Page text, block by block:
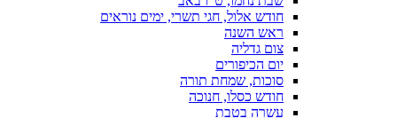
חודש אלול, חגי תשרי, ימים נוראים
ראש השנה
צום גדליה
יום הכיפורים
סוכות, שמחת תורה
חודש כסלו, חנוכה
עשרה בטבת